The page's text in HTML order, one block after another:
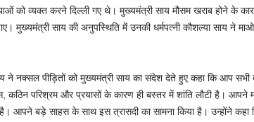
को व्यक्त करने दिल्ली गए थे। मुख्यमंत्री साय मौसम खराब होने के
मुख्यमंत्री साय की अनुपस्थिति में उनकी धर्मपत्नी कौशल्या साय ने
ने नक्सल पीड़ितों को मुख्यमंत्री साय का संदेश देते हुए कहा कि आप सभी
परिश्रम और प्रयासों के कारण ही बस्तर में शांति लौटी है।
आपने बड़े साहस के साथ इस त्रासदी का सामना किया है। उन्होंने कहा